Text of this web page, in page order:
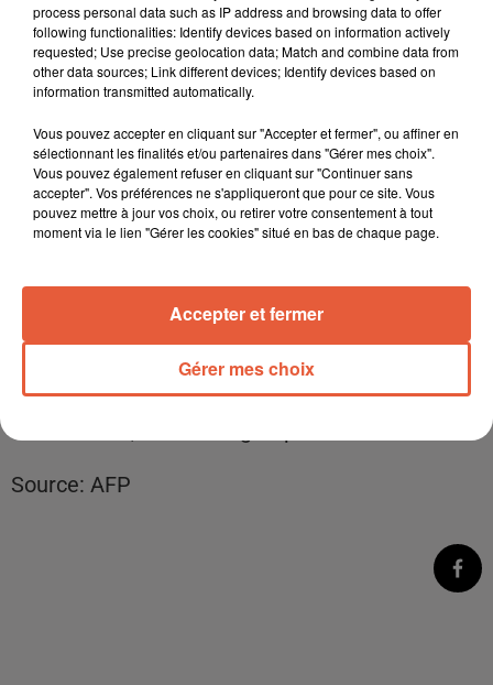
plus souvent à 50 euros, pour limiter les
contacts physiques lors du paiement. La France
faisait figure d'exception et le groupement CB
période de confinement pour s'atteler à cette
opération.
Ce relèvement de plafond nécessite, en effet,
délicate"
lendemain, dans la précipitation, sans risquer de
déstabiliser un système qui fonctionne bien
surtout dans le contexte délicat de ce
Source: AFP
process personal data such as IP address and browsing data to offer
following functionalities: Identify devices based on information actively
requested; Use precise geolocation data; Match and combine data from
other data sources; Link different devices; Identify devices based on
information transmitted automatically.
Vous pouvez accepter en cliquant sur "Accepter et fermer", ou affiner en
sélectionnant les finalités et/ou partenaires dans "Gérer mes choix".
Vous pouvez également refuser en cliquant sur "Continuer sans
accepter". Vos préférences ne s'appliqueront que pour ce site. Vous
pouvez mettre à jour vos choix, ou retirer votre consentement à tout
moment via le lien "Gérer les cookies" situé en bas de chaque page.
Gérer mes choix
Accepter et fermer